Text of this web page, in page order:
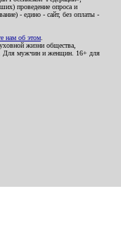
проведение опроса и
- едино - сайт, без оплаты -
нам об этом
жизни общества,
Для мужчин и женщин. 16+ для